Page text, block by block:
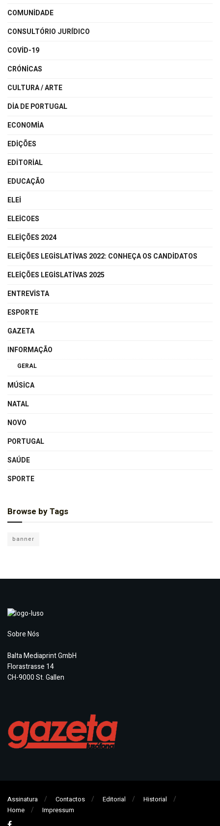
COMUNIDADE
CONSULTÓRIO JURÍDICO
COVID-19
CRÓNICAS
CULTURA / ARTE
DIA DE PORTUGAL
ECONOMIA
EDIÇÕES
EDITORIAL
EDUCAÇÃO
ELEI
ELEICOES
ELEIÇÕES 2024
ELEIÇÕES LEGISLATIVAS 2022: CONHEÇA OS CANDIDATOS
ELEIÇÕES LEGISLATIVAS 2025
ENTREVISTA
ESPORTE
GAZETA
INFORMAÇÃO
GERAL
MÚSICA
NATAL
NOVO
PORTUGAL
SAÚDE
SPORTE
Browse by Tags
banner
Sobre Nós
Balta Mediaprint GmbH
Florastrasse 14
CH-9000 St. Gallen
Assinatura Contactos Editorial
Historial
Home
Impressum